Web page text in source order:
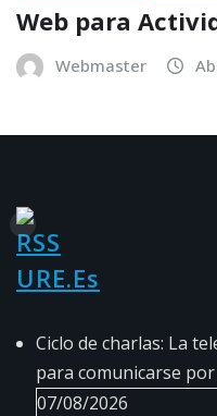
Web para
Webmaster
URE.es
Ciclo de charlas: La
para comunicarse
07/08/2026